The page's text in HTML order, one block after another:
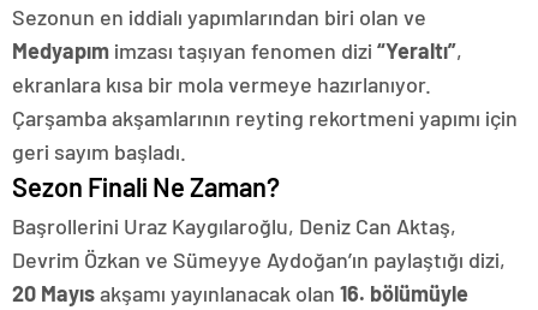
Sezonun en iddialı yapımlarından biri olan ve
Medyapım imzası taşıyan fenomen dizi “Yeraltı”,
ekranlara kısa bir mola vermeye hazırlanıyor.
Çarşamba akşamlarının reyting rekortmeni yapımı için
geri sayım başladı.
Sezon Finali Ne Zaman?
Başrollerini Uraz Kaygılaroğlu, Deniz Can Aktaş,
Devrim Özkan ve Sümeyye Aydoğan’ın paylaştığı dizi,
20 Mayısakşamı yayınlanacak olan 16. bölümüyle